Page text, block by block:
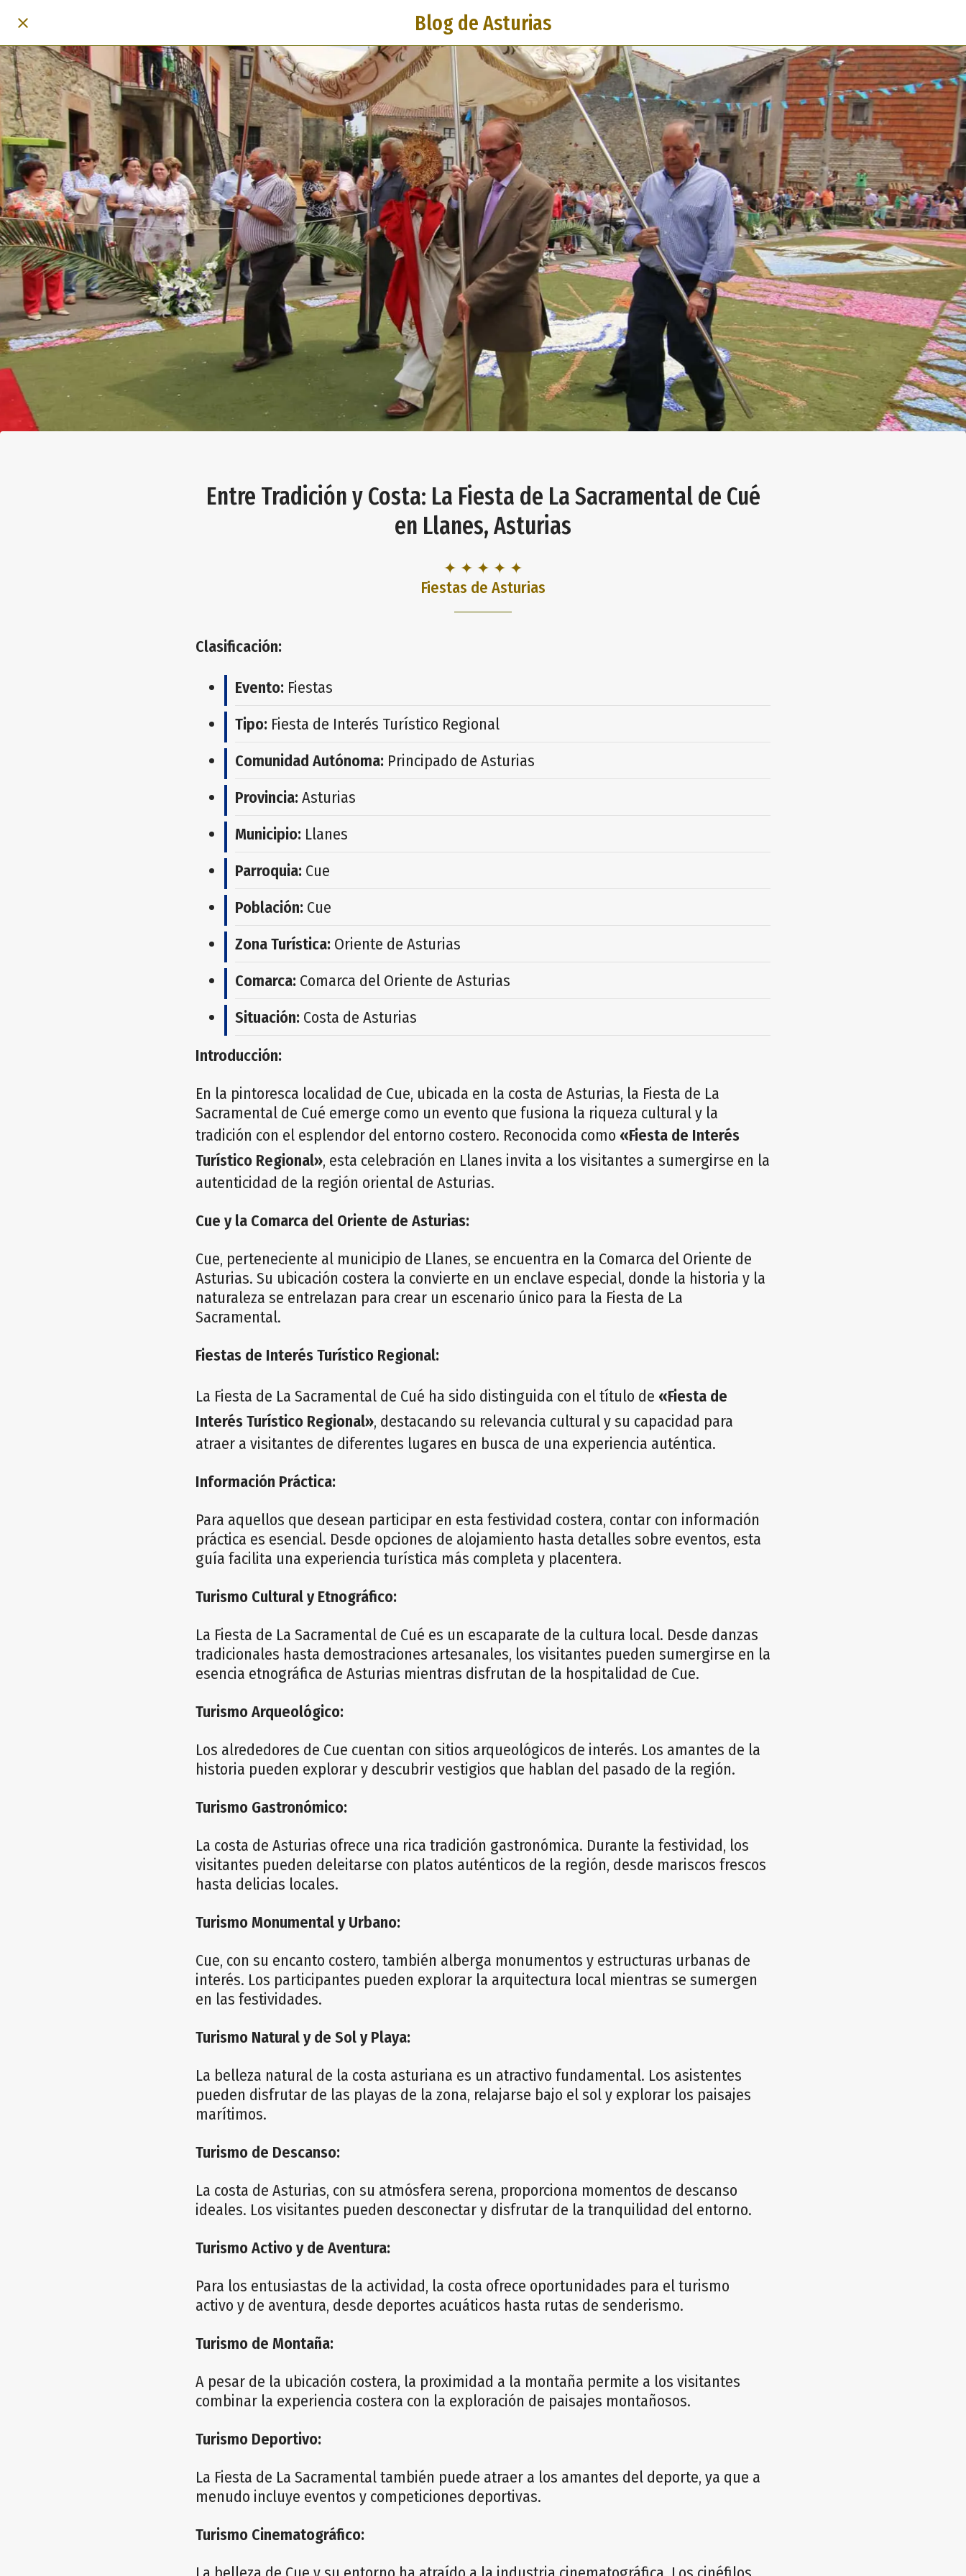
Blog de Asturias
Entre Tradición y Costa: La Fiesta de La Sacramental de Cué
en Llanes, Asturias
✦ ✦ ✦ ✦ ✦
Fiestas de Asturias
Clasificación:
Evento: Fiestas
Tipo: Fiesta de Interés Turístico Regional
Comunidad Autónoma: Principado de Asturias
Provincia: Asturias
Municipio: Llanes
Parroquia: Cue
Población: Cue
Zona Turística: Oriente de Asturias
Comarca: Comarca del Oriente de Asturias
Situación: Costa de Asturias
Introducción:
En la pintoresca localidad de Cue, ubicada en la costa de Asturias, la Fiesta de La
Sacramental de Cué emerge como un evento que fusiona la riqueza cultural y la
tradición con el esplendor del entorno costero. Reconocida como «Fiesta de Interés
Turístico Regional», esta celebración en Llanes invita a los visitantes a sumergirse en la
autenticidad de la región oriental de Asturias.
Cue y la Comarca del Oriente de Asturias:
Cue, perteneciente al municipio de Llanes, se encuentra en la Comarca del Oriente de
Asturias. Su ubicación costera la convierte en un enclave especial, donde la historia y la
naturaleza se entrelazan para crear un escenario único para la Fiesta de La
Sacramental.
Fiestas de Interés Turístico Regional:
La Fiesta de La Sacramental de Cué ha sido distinguida con el título de «Fiesta de
Interés Turístico Regional», destacando su relevancia cultural y su capacidad para
atraer a visitantes de diferentes lugares en busca de una experiencia auténtica.
Información Práctica:
Para aquellos que desean participar en esta festividad costera, contar con información
práctica es esencial. Desde opciones de alojamiento hasta detalles sobre eventos, esta
guía facilita una experiencia turística más completa y placentera.
Turismo Cultural y Etnográfico:
La Fiesta de La Sacramental de Cué es un escaparate de la cultura local. Desde danzas
tradicionales hasta demostraciones artesanales, los visitantes pueden sumergirse en la
esencia etnográfica de Asturias mientras disfrutan de la hospitalidad de Cue.
Turismo Arqueológico:
Los alrededores de Cue cuentan con sitios arqueológicos de interés. Los amantes de la
historia pueden explorar y descubrir vestigios que hablan del pasado de la región.
Turismo Gastronómico:
La costa de Asturias ofrece una rica tradición gastronómica. Durante la festividad, los
visitantes pueden deleitarse con platos auténticos de la región, desde mariscos frescos
hasta delicias locales.
Turismo Monumental y Urbano:
Cue, con su encanto costero, también alberga monumentos y estructuras urbanas de
interés. Los participantes pueden explorar la arquitectura local mientras se sumergen
en las festividades.
Turismo Natural y de Sol y Playa:
La belleza natural de la costa asturiana es un atractivo fundamental. Los asistentes
pueden disfrutar de las playas de la zona, relajarse bajo el sol y explorar los paisajes
marítimos.
Turismo de Descanso:
La costa de Asturias, con su atmósfera serena, proporciona momentos de descanso
ideales. Los visitantes pueden desconectar y disfrutar de la tranquilidad del entorno.
Turismo Activo y de Aventura:
Para los entusiastas de la actividad, la costa ofrece oportunidades para el turismo
activo y de aventura, desde deportes acuáticos hasta rutas de senderismo.
Turismo de Montaña:
A pesar de la ubicación costera, la proximidad a la montaña permite a los visitantes
combinar la experiencia costera con la exploración de paisajes montañosos.
Turismo Deportivo:
La Fiesta de La Sacramental también puede atraer a los amantes del deporte, ya que a
menudo incluye eventos y competiciones deportivas.
Turismo Cinematográfico: